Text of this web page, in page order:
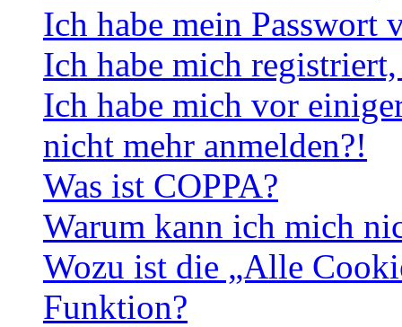
Ich habe mein Passwort
Ich habe mich
Ich habe mich vor
nicht mehr anmelden?!
Was ist COPPA?
Warum kann ich mich
Wozu ist die „Alle
Funktion?